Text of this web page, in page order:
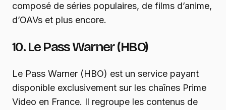
composé de séries populaires, de films d’anime,
d’OAVs et plus encore.
10. Le Pass Warner (HBO)
Le Pass Warner (HBO) est un service payant
disponible exclusivement sur les chaînes Prime
Video en France. Il regroupe les contenus de